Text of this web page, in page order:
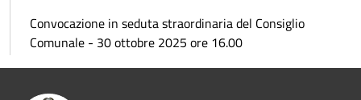
Convocazione in seduta straordinaria del Consiglio
Comunale - 30 ottobre 2025 ore 16.00